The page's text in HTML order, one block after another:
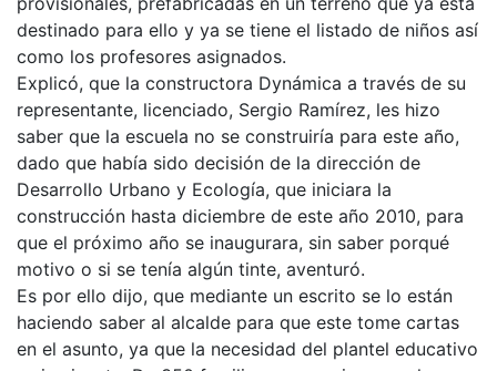
destinado para ello y ya se tiene el listado de niños así
como los profesores asignados.
Explicó, que la constructora Dynámica a través de su
representante, licenciado, Sergio Ramírez, les hizo
saber que la escuela no se construiría para este año,
dado que había sido decisión de la dirección de
Desarrollo Urbano y Ecología, que iniciara la
construcción hasta diciembre de este año 2010, para
que el próximo año se inaugurara, sin saber porqué
motivo o si se tenía algún tinte, aventuró.
Es por ello dijo, que mediante un escrito se lo están
haciendo saber al alcalde para que este tome cartas
en el asunto, ya que la necesidad del plantel educativo